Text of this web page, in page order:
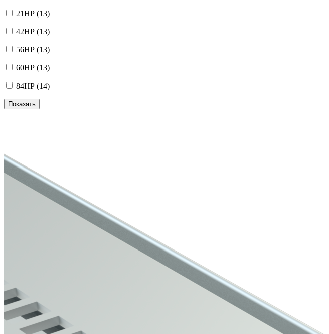
21HP (13)
42HP (13)
56HP (13)
60HP (13)
84HP (14)